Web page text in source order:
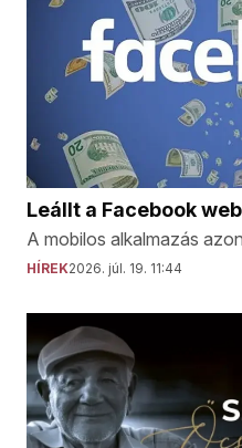
Leállt a Facebook
A mobilos alkalmazás
HÍREK2026. júl. 19. 11:44